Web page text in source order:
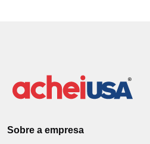
Sobre a empresa